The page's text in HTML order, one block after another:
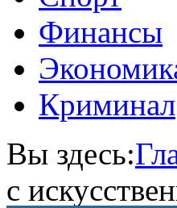
Финансы
Криминал
Вы здесь:
с